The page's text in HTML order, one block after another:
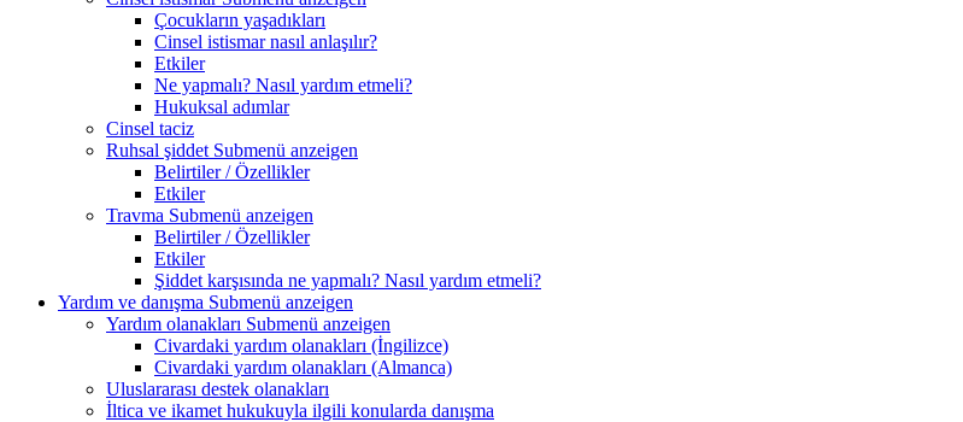
Çocukların yaşadıkları
Cinsel istismar nasıl anlaşılır?
Etkiler
Ne yapmalı? Nasıl yardım etmeli?
Hukuksal adımlar
Cinsel taciz
Ruhsal şiddet Submenü anzeigen
Belirtiler / Özellikler
Etkiler
Travma Submenü anzeigen
Belirtiler / Özellikler
Etkiler
Şiddet karşısında ne yapmalı? Nasıl yardım etmeli?
Yardım ve danışma Submenü anzeigen
Yardım olanakları Submenü anzeigen
Civardaki yardım olanakları (İngilizce)
Civardaki yardım olanakları (Almanca)
Uluslararası destek olanakları
İltica ve ikamet hukukuyla ilgili konularda danışma